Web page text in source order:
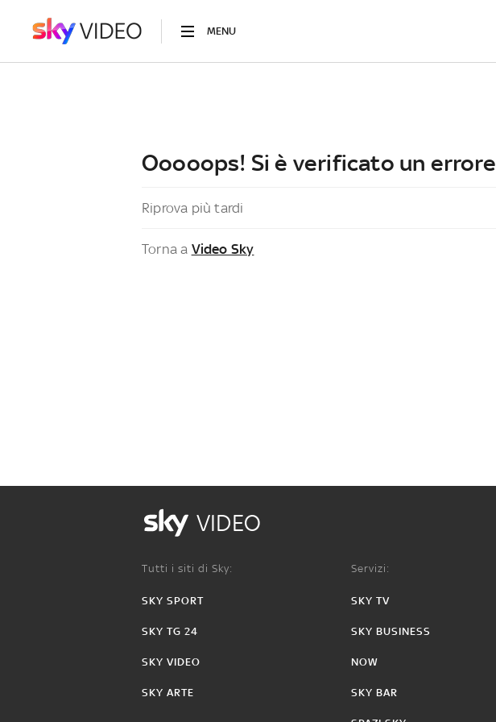
MENU
Ooooops! Si è verificato un errore
Riprova più tardi
Torna a Video Sky
VIDEO
Tutti i siti di Sky:
SKY SPORT
SKY TG 24
SKY VIDEO
SKY ARTE
Servizi:
SKY TV
SKY BUSINESS
NOW
SKY BAR